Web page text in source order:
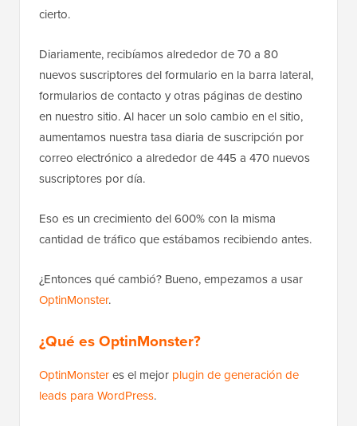
cierto.
Diariamente, recibíamos alrededor de 70 a 80
nuevos suscriptores del formulario en la barra lateral,
formularios de contacto y otras páginas de destino
en nuestro sitio. Al hacer un solo cambio en el sitio,
aumentamos nuestra tasa diaria de suscripción por
correo electrónico a alrededor de 445 a 470 nuevos
suscriptores por día.
Eso es un crecimiento del 600% con la misma
cantidad de tráfico que estábamos recibiendo antes.
¿Entonces qué cambió? Bueno, empezamos a usar
OptinMonster.
¿Qué es OptinMonster?
OptinMonsteres el mejor plugin de generación de
leads para WordPress.